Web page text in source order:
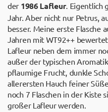
der 1986 Lafleur. Eigentlich
Jahr. Aber nicht nur Petrus,
besser. Meine erste Flasche
Jahren mit WT92++
Lafleur neben dem immer
außer der typischen
pflaumige Frucht, dunkle
allerersten Hauch feiner
noch 7 Flaschen in der Kiste
großer Lafleur werden.